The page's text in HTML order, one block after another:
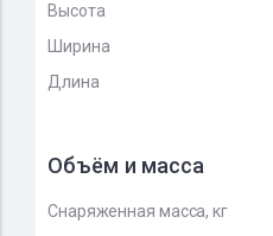
Высота
Ширина
Длина
Объём и масса
Снаряженная масса, кг